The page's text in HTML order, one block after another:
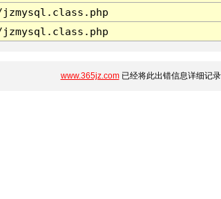
www.365jz.com已经将此出错信息详细记